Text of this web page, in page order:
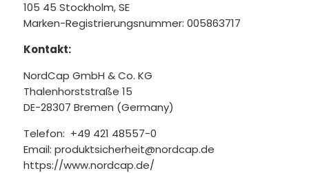
105 45 Stockholm, SE
Marken-Registrierungsnummer: 005863717
Kontakt:
NordCap GmbH & Co. KG
Thalenhorststraße 15
DE-28307 Bremen (Germany)
Telefon: +49 421 48557-0
Email: produktsicherheit@nordcap.de
https://www.nordcap.de/